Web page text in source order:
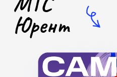
ПОДАТЬ
ЗАЯВЛЕНИЕ
ONLINE